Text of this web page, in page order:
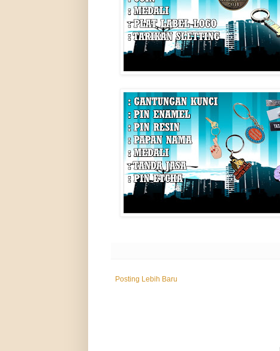
Posting Lebih Baru